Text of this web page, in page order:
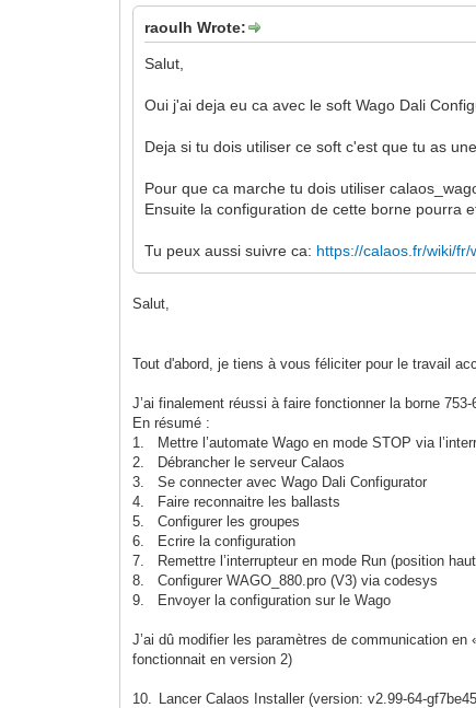
raoulh Wrote:
Salut,
Oui j'ai deja eu ca avec le soft Wago Dali
Deja si tu dois utiliser ce soft c'est que tu as
Pour que ca marche tu dois utiliser
Ensuite la configuration de cette borne pourra
Tu peux aussi suivre ca: https://calaos.fr/wiki/
Salut,
Tout d'abord, je tiens à vous féliciter pour le travail
J’ai finalement réussi à faire fonctionner la borne 753-
En résumé :
1.
Mettre l’automate Wago en mode STOP via
2.
Débrancher le serveur Calaos
3.
Se connecter avec Wago Dali Configurator
4.
Faire reconnaitre les ballasts
5.
Configurer les groupes
6.
Ecrire la configuration
7.
Remettre l’interrupteur en mode Run (position
8.
Configurer WAGO_880.pro (V3) via codesys
9.
Envoyer la configuration sur le Wago
J’ai dû modifier les paramètres de communication
fonctionnait en version 2)
10.
Lancer Calaos Installer (version: v2.99-64-